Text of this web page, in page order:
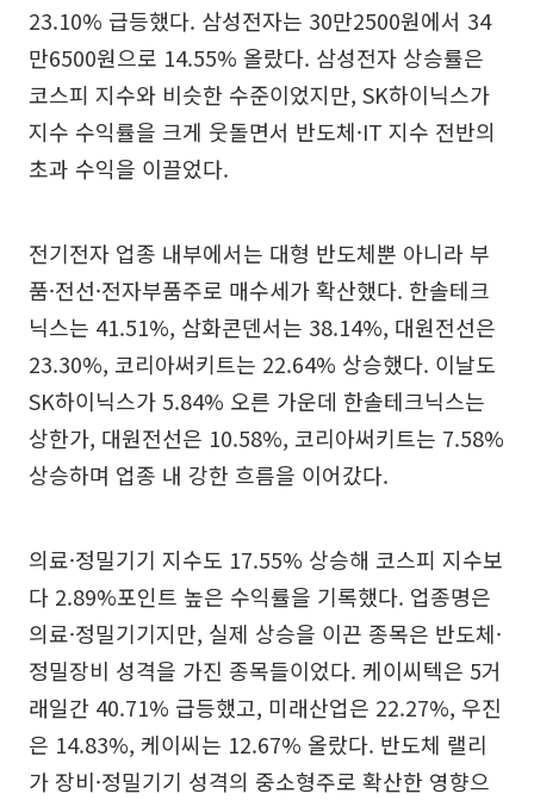
23.10% 급등했다. 삼성전자는 30만2500원에서 34
만6500원으로 14.55% 올랐다. 삼성전자 상승률은
코스피 지수와 비슷한 수준이었지만, SK하이닉스가
지수 수익률을 크게 웃돌면서 반도체·IT 지수 전반의
초과 수익을 이끌었다.
전기전자 업종 내부에서는 대형 반도체뿐 아니라 부
품·전선·전자부품주로 매수세가 확산했다. 한솔테크
닉스는 41.51%, 삼화콘덴서는 38.14%, 대원전선은
23.30%, 코리아써키트는 22.64% 상승했다. 이날도
SK하이닉스가 5.84% 오른 가운데 한솔테크닉스는
상한가, 대원전선은 10.58%, 코리아써키트는 7.58%
상승하며 업종 내 강한 흐름을 이어갔다.
의료·정밀기기 지수도 17.55% 상승해 코스피 지수보
다 2.89%포인트 높은 수익률을 기록했다. 업종명은
의료·정밀기기지만, 실제 상승을 이끈 종목은 반도체·
정밀장비 성격을 가진 종목들이었다. 케이씨텍은 5거
래일간 40.71% 급등했고, 미래산업은 22.27%, 우진
은 14.83%, 케이씨는 12.67% 올랐다. 반도체 랠리
가 장비·정밀기기 성격의 중소형주로 확산한 영향으